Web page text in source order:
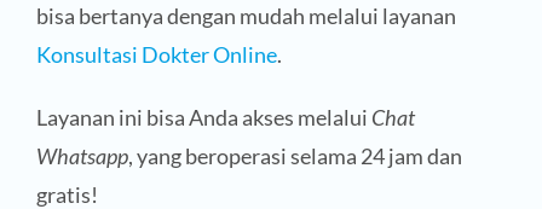
bisa bertanya dengan mudah melalui layanan
Konsultasi Dokter Online.
Layanan ini bisa Anda akses melalui Chat
Whatsapp, yang beroperasi selama 24 jam dan
gratis!